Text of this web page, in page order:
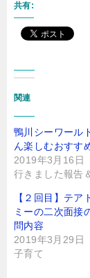
共有:
関連
鴨川シーワール
ん楽しむおすす
2019年3月16日
行きました報告
【２回目】テア
ミーの二次面接
問内容
2019年3月29日
子育て